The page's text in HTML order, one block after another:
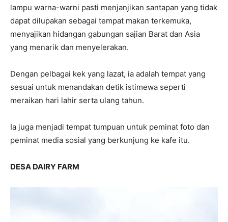
lampu warna-warni pasti menjanjikan santapan yang tidak
dapat dilupakan sebagai tempat makan terkemuka,
menyajikan hidangan gabungan sajian Barat dan Asia
yang menarik dan menyelerakan.
Dengan pelbagai kek yang lazat, ia adalah tempat yang
sesuai untuk menandakan detik istimewa seperti
meraikan hari lahir serta ulang tahun.
Ia juga menjadi tempat tumpuan untuk peminat foto dan
peminat media sosial yang berkunjung ke kafe itu.
DESA DAIRY FARM